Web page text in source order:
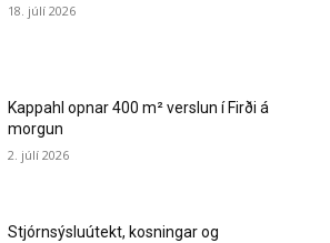
18. júlí 2026
Kappahl opnar 400 m² verslun í Firði á
morgun
2. júlí 2026
Stjórnsýsluútekt, kosningar og